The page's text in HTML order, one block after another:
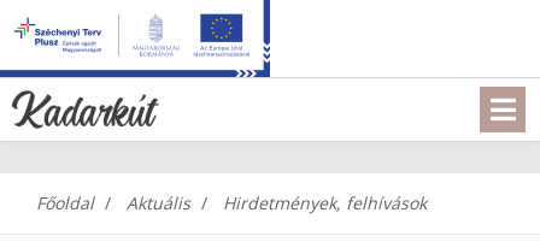
Főoldal Aktuális Hirdetmények, felhívások